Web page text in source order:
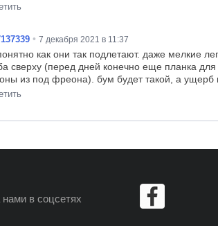
• 7 декабря 2021 в 11:37
как они так подлетают. даже мелкие
сверху (перед дней конечно еще планка
из под фреона). бум будет такой, а ущерб
намив соцсетях